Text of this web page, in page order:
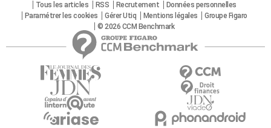
Tous les articles
RSS Recrutement
Données personnelles
Paramétrer les cookies
Gérer Utiq Mentions légales
Groupe Figaro
© 2026 CCM Benchmark